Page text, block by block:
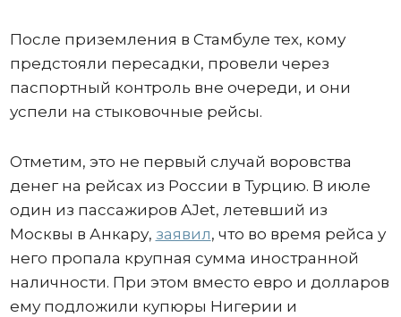
После приземления в Стамбуле тех, кому
предстояли пересадки, провели через
паспортный контроль вне очереди, и они
успели на стыковочные рейсы.
Отметим, это не первый случай воровства
денег на рейсах из России в Турцию. В июле
один из пассажиров AJet, летевший из
Москвы в Анкару, заявил, что во время рейса у
него пропала крупная сумма иностранной
наличности. При этом вместо евро и долларов
ему подложили купюры Нигерии и